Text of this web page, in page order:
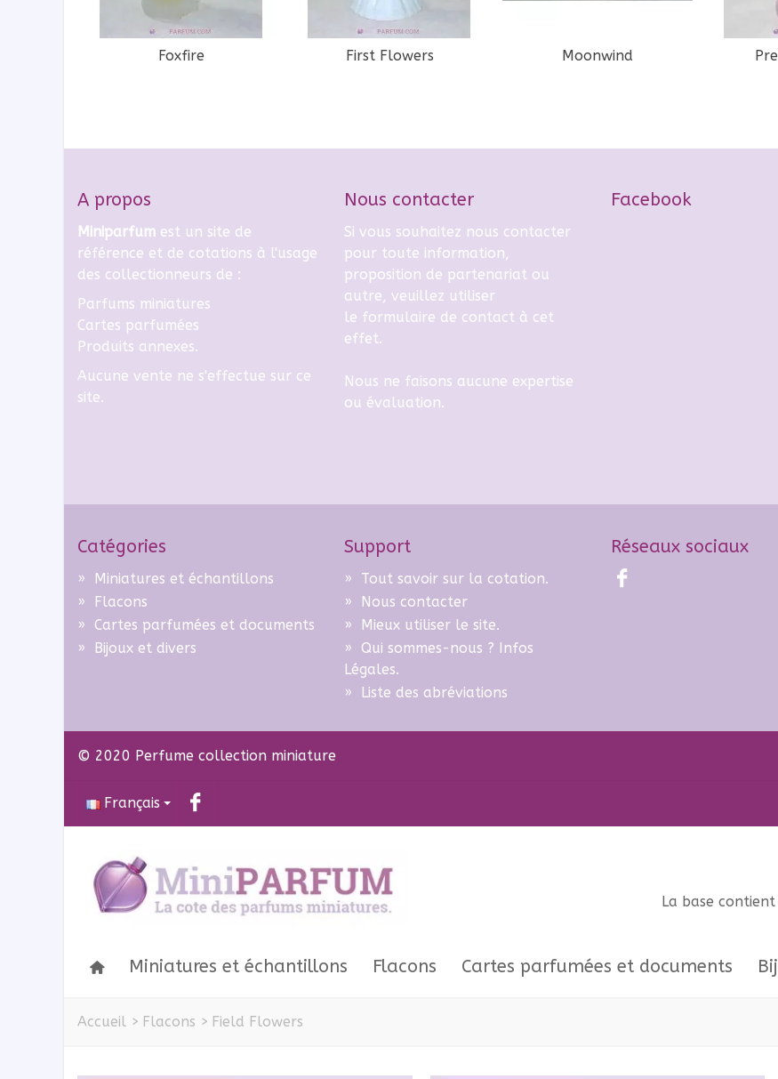
Foxfire First Flowers Moonwind
A propos
Miniparfum est un site de
référence et de cotations à l'usage
des collectionneurs de :
Parfums miniatures
Cartes parfumées
Produits annexes.
Aucune vente ne s'effectue sur ce
site.
Nous contacter
Si vous souhaitez nous contacter
pour toute information,
proposition de partenariat ou
autre, veuillez utiliser
le formulaire de contact à cet
effet.
Nous ne faisons aucune expertise
ou évaluation.
Facebook
Catégories
»
Miniatures et échantillons
»
Flacons
» Cartes parfumées et documents
»
Bijoux et divers
Support
» Tout savoir sur la cotation.
»
Nous contacter
»
Mieux utiliser le site.
» Qui sommes-nous ? Infos
Légales.
»
Liste des abréviations
Réseaux sociaux
© 2020 Perfume collection miniature
Français
La base
Miniatures et échantillons Flacons Cartes parfumées et documents
Accueil > Flacons > Field Flowers